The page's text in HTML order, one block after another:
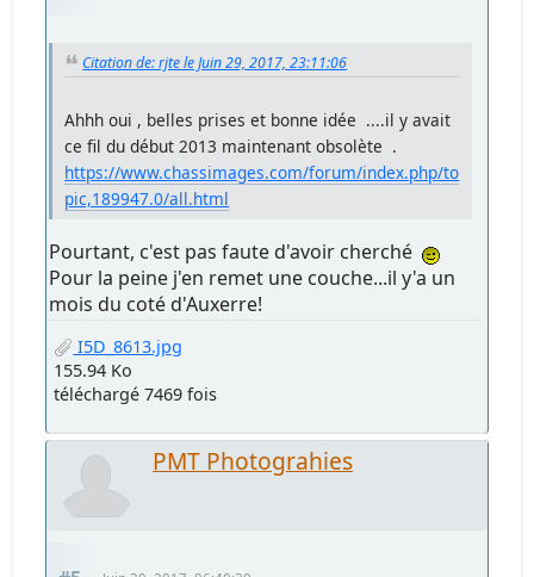
Citation de: rjte le Juin 29, 2017, 23:11:06
Ahhh oui , belles prises et bonne idée ....il y avait
ce fil du début 2013 maintenant obsolète .
https://www.chassimages.com/forum/index.php/to
pic,189947.0/all.html
Pourtant, c'est pas faute d'avoir cherché
Pour la peine j'en remet une couche...il y'a un
mois du coté d'Auxerre!
I5D_8613.jpg
155.94 Ko
téléchargé 7469 fois
PMT Photograhies